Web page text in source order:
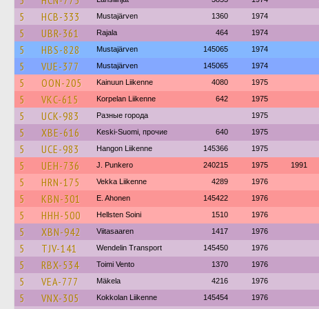
5 HCB-333 Mustajärven 1360 1974
5 UBR-361 Rajala 464 1974
5 HBS-828 Mustajärven 145065 1974
5 VUE-377 Mustajärven 145065 1974
5 OON-205 Kainuun Liikenne 4080 1975
5 VKC-615 Korpelan Liikenne 642 1975
5 UCK-983 Разные города 1975
5 XBE-616 Keski-Suomi, прочие 640 1975
5 UCE-983 Hangon Liikenne 145366 1975
5 UEH-736 J. Punkero 240215 1975 1991
5 HRN-175 Vekka Liikenne 4289 1976
5 KBN-301 E. Ahonen 145422 1976
5 HHH-500 Hellsten Soini 1510 1976
5 XBN-942 Viitasaaren 1417 1976
5 TJV-141 Wendelin Transport 145450 1976
5 RBX-534 Toimi Vento 1370 1976
5 VEA-777 Mäkela 4216 1976
5 VNX-305 Kokkolan Liikenne 145454 1976